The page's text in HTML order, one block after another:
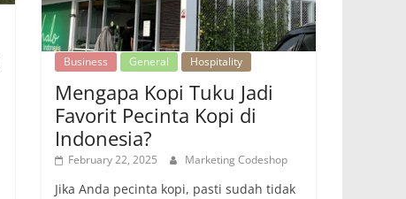
Business General Hospitality
Mengapa Kopi Tuku Jadi
Favorit Pecinta Kopi di
Indonesia?
February 22, 2025 Marketing Codeshop
Jika Anda pecinta kopi, pasti sudah tidak